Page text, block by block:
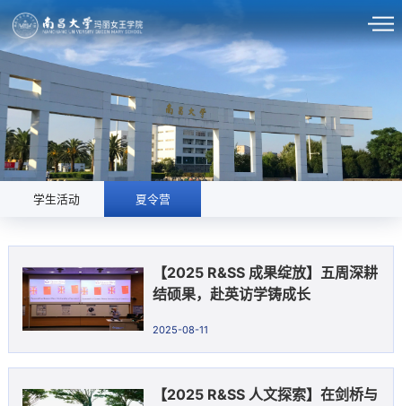
学生活动 夏令营
【2025 R&SS 成果绽放】五周深耕
结硕果，赴英访学铸成长
2025-08-11
【2025 R&SS 人文探索】在剑桥与